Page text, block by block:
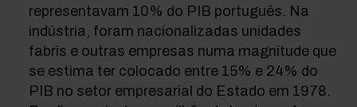
representavam 10% do PIB português. Na
indústria, foram nacionalizadas unidades
fabris e outras empresas numa magnitude que
se estima ter colocado entre 15% e 24% do
PIB no setor empresarial do Estado em 1978.